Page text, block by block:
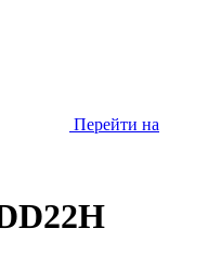
Перейти на